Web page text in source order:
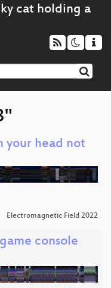
your head not
Electromagnetic Field 2022
console